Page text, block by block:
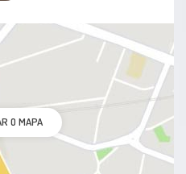
e planejamento
O MAPA